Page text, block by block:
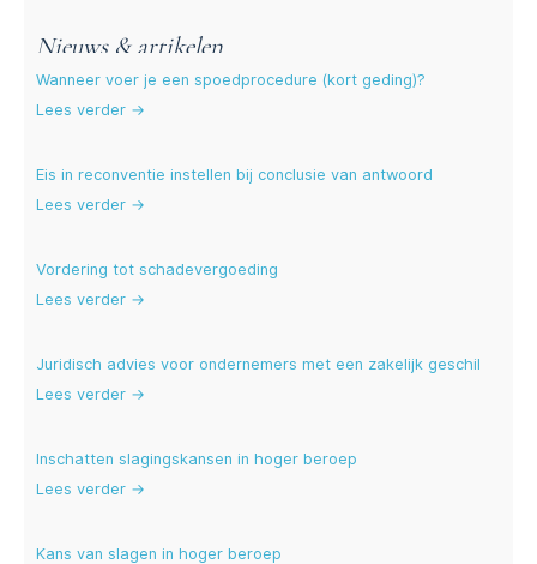
Nieuws & artikelen
Wanneer voer je een spoedprocedure (kort geding)?
Lees verder →
Eis in reconventie instellen bij conclusie van antwoord
Lees verder →
Vordering tot schadevergoeding
Lees verder →
Juridisch advies voor ondernemers met een zakelijk geschil
Lees verder →
Inschatten slagingskansen in hoger beroep
Lees verder →
Kans van slagen in hoger beroep